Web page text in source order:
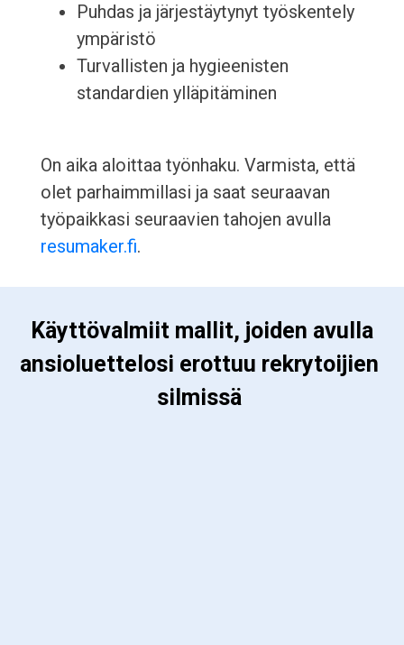
Puhdas ja järjestäytynyt työskentely
ympäristö
Turvallisten ja hygieenisten
standardien ylläpitäminen
On aika aloittaa työnhaku. Varmista, että
olet parhaimmillasi ja saat seuraavan
työpaikkasi seuraavien tahojen avulla
resumaker.fi.
ansioluettelosi erottuu rekrytoijien
silmissä